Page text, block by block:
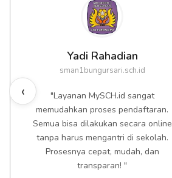
‹
Yadi Rahadian
sman1bungursari.sch.id
"Layanan MySCH.id sangat
memudahkan proses pendaftaran.
Semua bisa dilakukan secara online
tanpa harus mengantri di sekolah.
Prosesnya cepat, mudah, dan
transparan! "